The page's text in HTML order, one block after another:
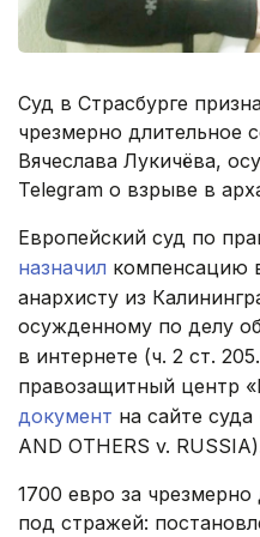
Суд в Страсбурге
чрезмерно длительное
Вячеслава Лукичёва,
Telegram о взрыве в
Европейский суд по
назначил компенсацию
анархисту из
осужденному по делу
в интернете (ч. 2 ст.
правозащитный центр
документ на сайте суда
AND OTHERS v.
1700 евро за
под стражей: